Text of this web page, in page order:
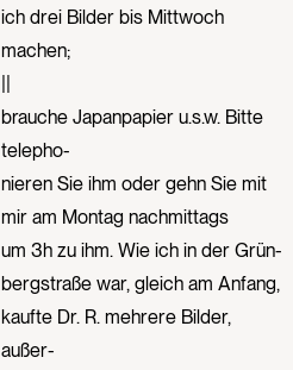
ich drei Bilder bis Mittwoch
machen;
brauche Japanpapier u.s.w. Bitte
telepho-
nieren Sie ihm oder gehn Sie mit
mir am Montag nachmittags
um 3h zu ihm. Wie ich in der Grün-
bergstraße war, gleich am Anfang,
kaufte Dr. R. mehrere Bilder,
außer-